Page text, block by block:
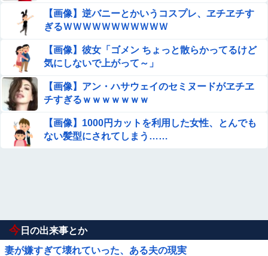
【画像】逆バニーとかいうコスプレ、ヱチヱチす
ぎるＷＷＷＷＷＷＷＷＷＷＷ
【画像】彼女「ゴメン ちょっと散らかってるけど
気にしないで上がって～」
【画像】アン・ハサウェイのセミヌードがヱチヱ
チすぎるｗｗｗｗｗｗｗ
【画像】1000円カットを利用した女性、とんでも
ない髪型にされてしまう……
今 日の出来事とか
妻が嫌すぎて壊れていった、ある夫の現実